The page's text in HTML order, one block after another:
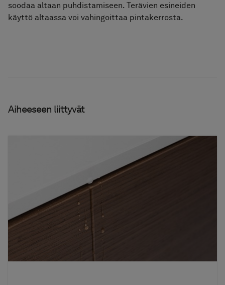
soodaa altaan puhdistamiseen. Terävien esineiden
käyttö altaassa voi vahingoittaa pintakerrosta.
Aiheeseen liittyvät